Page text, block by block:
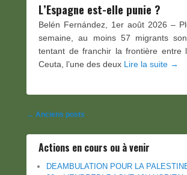
L’Espagne est-elle punie ?
Belén Fernández, 1er août 2026 –
semaine, au moins 57 migrants
tentant de franchir la frontière entre
Ceuta, l’une des deux Lire la suite →
Navigation
des
posts
← Anciens posts
Actions en cours ou à venir
DEAMBULATION POUR LA